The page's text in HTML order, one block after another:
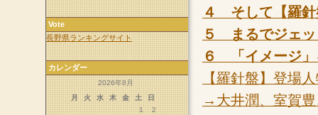
４ そして【羅
５ まるでジェッ
６ 「イメージ
【羅針盤】登場
→大井潤、室賀
Vote
長野県ランキングサイト
カレンダー
2026年8月
月
火 水 木 金 土 日
1
2